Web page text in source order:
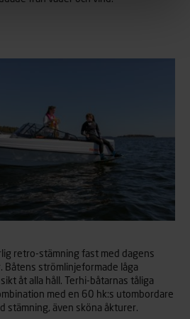
retro-stämning fast med dagens
Båtens strömlinjeformade låga
åt alla håll. Terhi-båtarnas tåliga
med en 60 hk:s utombordare
stämning, även sköna åkturer.